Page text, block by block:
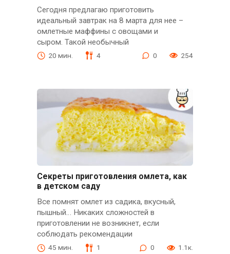
Сегодня предлагаю приготовить
идеальный завтрак на 8 марта для нее –
омлетные маффины с овощами и
сыром. Такой необычный
20 мин. 4 0 254
Секреты приготовления омлета, как
в детском саду
Все помнят омлет из садика, вкусный,
пышный… Никаких сложностей в
приготовлении не возникнет, если
соблюдать рекомендации
45 мин. 1 0 1.1к.